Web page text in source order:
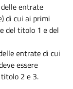
entrate
di cui ai primi
del titolo 1 e del
entrate di cui
essere
2 e 3.